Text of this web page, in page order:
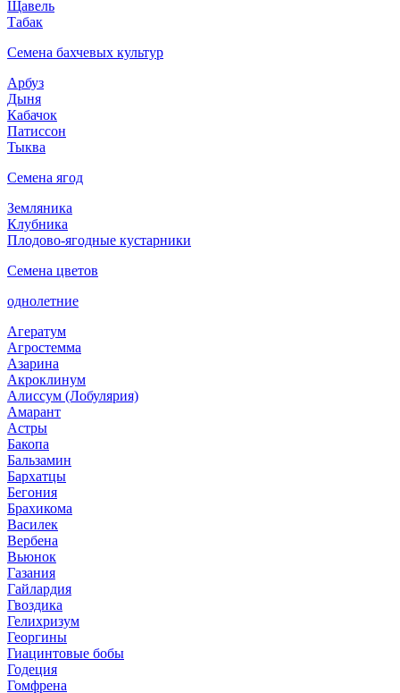
Щавель
Табак
Семена бахчевых культур
Арбуз
Дыня
Кабачок
Патиссон
Тыква
Семена ягод
Земляника
Клубника
Плодово-ягодные кустарники
Семена цветов
однолетние
Агератум
Агростемма
Азарина
Акроклинум
Алиссум (Лобулярия)
Амарант
Астры
Бакопа
Бальзамин
Бархатцы
Бегония
Брахикома
Василек
Вербена
Вьюнок
Газания
Гайлардия
Гвоздика
Гелихризум
Георгины
Гиацинтовые бобы
Годеция
Гомфрена